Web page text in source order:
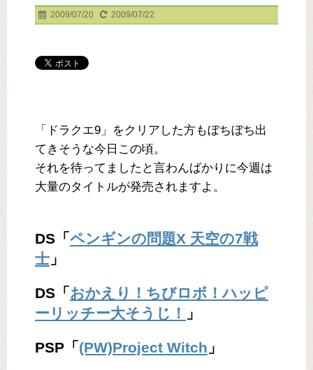
2009/07/20 2009/07/22
「ドラクエ9」をクリアした方もぼちぼち出
てきそうな今日この頃。
それを待ってましたと言わんばかりに今週は
大量のタイトルが発売されますよ。
DS「 ペンギンの問題X 天空の7戦
士 」
DS「 おかえり！ちびロボ！ハッピ
ーリッチー大そうじ！
」
PSP「 (PW)Project Witch 」